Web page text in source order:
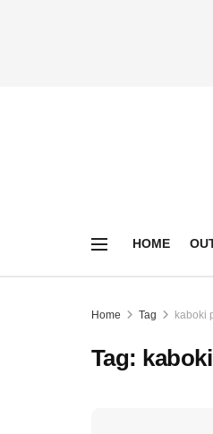
HOME
Home Tag kaboki
Tag: